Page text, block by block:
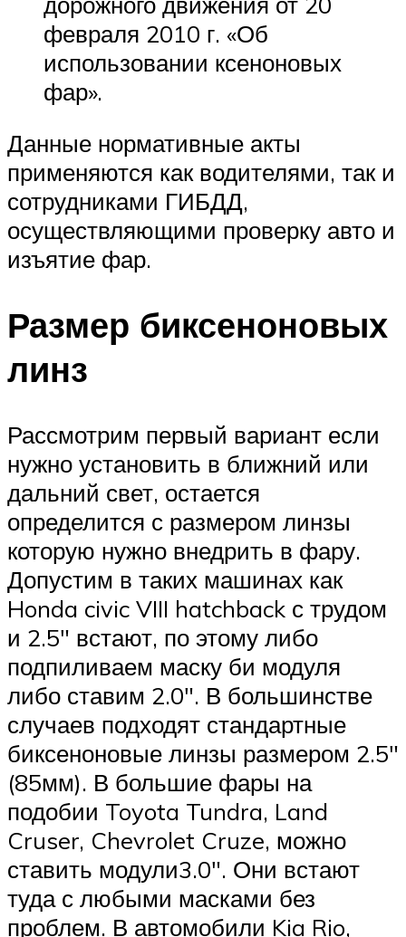
февраля 2010 г. «Об
использовании ксеноновых
фар».
Данные нормативные акты
применяются как водителями, так и
сотрудниками ГИБДД,
осуществляющими проверку авто и
изъятие фар.
Размер биксеноновых
линз
Рассмотрим первый вариант если
нужно установить в ближний или
дальний свет, остается
определится с размером линзы
которую нужно внедрить в фару.
Допустим в таких машинах как
Honda civic VIII hatchback с трудом
и 2.5″ встают, по этому либо
подпиливаем маску би модуля
либо ставим 2.0″. В большинстве
случаев подходят стандартные
биксеноновые линзы размером 2.5″
(85мм). В большие фары на
подобии Toyota Tundra, Land
Cruser, Chevrolet Cruze, можно
ставить модули3.0″. Они встают
туда с любыми масками без
проблем. В автомобили Kia Rio,